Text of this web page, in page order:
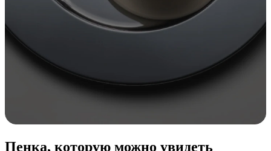
Пенка, которую можно увидеть